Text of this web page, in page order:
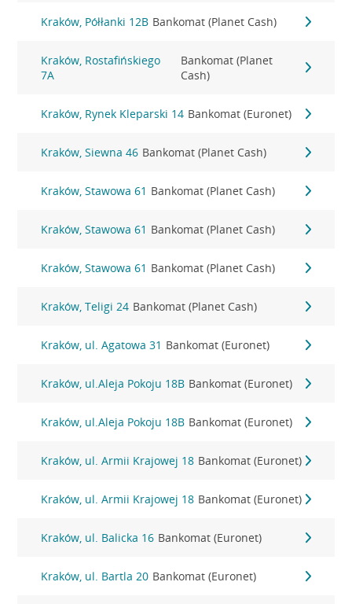
Kraków, Półłanki 12B Bankomat (Planet Cash)
Kraków, Rostafińskiego
7A
Bankomat (Planet
Cash)
Kraków, Rynek Kleparski 14 Bankomat (Euronet)
Kraków, Siewna 46 Bankomat (Planet Cash)
Kraków, Stawowa 61 Bankomat (Planet Cash)
Kraków, Stawowa 61 Bankomat (Planet Cash)
Kraków, Stawowa 61 Bankomat (Planet Cash)
Kraków, Teligi 24 Bankomat (Planet Cash)
Kraków, ul. Agatowa 31 Bankomat (Euronet)
Kraków, ul.Aleja Pokoju 18B Bankomat (Euronet)
Kraków, ul.Aleja Pokoju 18B Bankomat (Euronet)
Kraków, ul. Armii Krajowej 18 Bankomat (Euronet)
Kraków, ul. Armii Krajowej 18 Bankomat (Euronet)
Kraków, ul. Balicka 16 Bankomat (Euronet)
Kraków, ul. Bartla 20 Bankomat (Euronet)